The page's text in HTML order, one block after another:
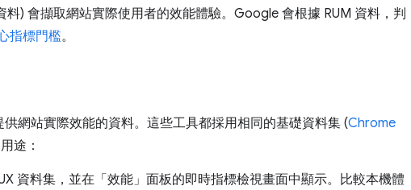
料) 會擷取網站實際使用者的效能體驗。Google 會根據 RUM 資料，判
指標門檻。
網站實際效能的資料。這些工具都採用相同的基礎資料集 (Chrome
途：
資料集，並在「效能」面板的即時指標檢視畫面中顯示。比較本機體